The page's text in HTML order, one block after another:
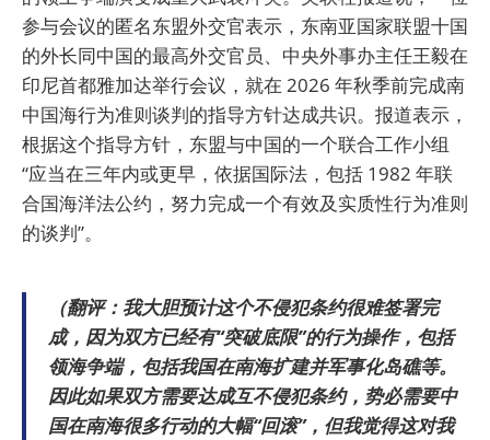
参与会议的匿名东盟外交官表示，东南亚国家联盟十国
的外长同中国的最高外交官员、中央外事办主任王毅在
印尼首都雅加达举行会议，就在 2026 年秋季前完成南
中国海行为准则谈判的指导方针达成共识。报道表示，
根据这个指导方针，东盟与中国的一个联合工作小组
“应当在三年内或更早，依据国际法，包括 1982 年联
合国海洋法公约，努力完成一个有效及实质性行为准则
的谈判”。
（翻评：我大胆预计这个不侵犯条约很难签署完
成，因为双方已经有“突破底限”的行为操作，包括
领海争端，包括我国在南海扩建并军事化岛礁等。
因此如果双方需要达成互不侵犯条约，势必需要中
国在南海很多行动的大幅“回滚”，但我觉得这对我